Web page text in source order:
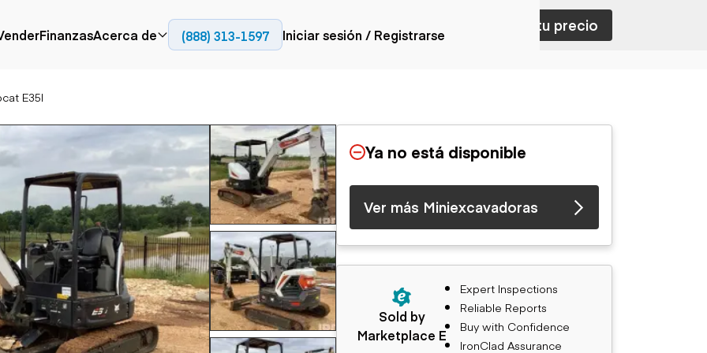
Aérea
Camiones con
Carretillas elevadoras
Ascensores
Manipuladores
telescópicos
Movimiento de
tierra
Retroexcavadoras
Topadoras
Cargadoras compactas
Fresadoras en frío
Compactadores
Adoquines
Recuperadores de
carreteras
Generación de
energía
Generadores
Camiones articulados
Camiones con
plataforma
Camiones volquetes
Camiones de
transporte
Camiones fuera de
carretera
Camiones de servicio
Camiones especiales
Camiones con
remolque cisterna
FinanzasAcerca de
(888) 313-1597 Iniciar sesión / Registrarse
E35I
Contactar con ventas Nombra tu precio
Ya no está disponible
Ver más Miniexcavadoras
Sold by
Marketplace E
Expert Inspections
Reliable Reports
Buy with Confidence
IronClad Assurance